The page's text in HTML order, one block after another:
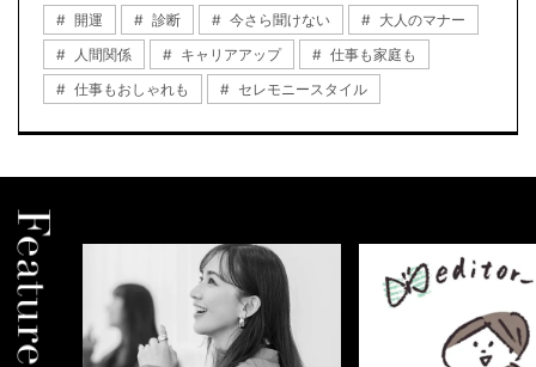
開運 診断 今さら聞けない
大人のマナー
人間関係
キャリアアップ
仕事も家庭も
仕事もおしゃれも
セレモニースタイル